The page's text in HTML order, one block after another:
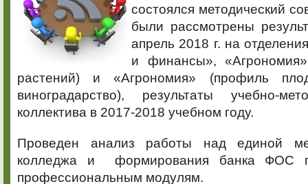
состоялся методический
были рассмотрены
апрель 2018 г. на
и финансы»,
растений) и «Агрономия» (профиль
виноградарство), результаты учебно-
коллектива в 2017-2018 учебном году.
Проведен анализ работы над единой
колледжа и формирования банка ФОС
профессиональным модулям.